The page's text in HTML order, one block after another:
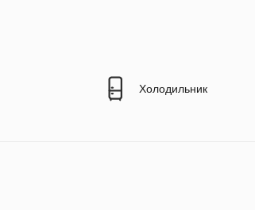
Холодильник